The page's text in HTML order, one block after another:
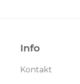
Info
Kontakt